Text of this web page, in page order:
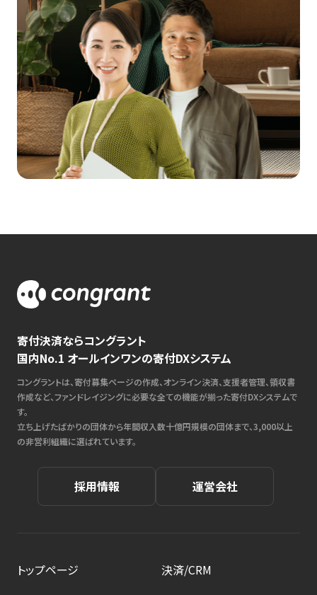
寄付決済ならコングラント
国内No.1 オールインワンの寄付DXシステム
コングラントは、寄付募集ページの作成、オンライン決済、支援者管理、領収書
作成など、ファンドレイジングに必要な全ての機能が揃った寄付DXシステムで
す。
立ち上げたばかりの団体から年間収入数十億円規模の団体まで、3,000以上
の非営利組織に選ばれています。
採用情報 運営会社
トップページ
決済/CRM